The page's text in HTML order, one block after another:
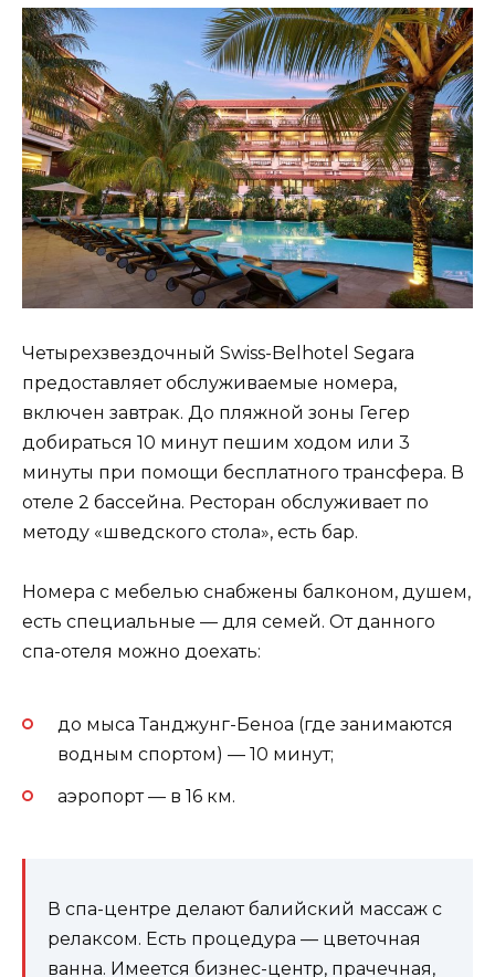
Четырехзвездочный Swiss-Belhotel Segara
предоставляет обслуживаемые номера,
включен завтрак. До пляжной зоны Гегер
добираться 10 минут пешим ходом или 3
минуты при помощи бесплатного трансфера. В
отеле 2 бассейна. Ресторан обслуживает по
методу «шведского стола», есть бар.
Номера с мебелью снабжены балконом, душем,
есть специальные — для семей. От данного
спа-отеля можно доехать:
до мыса Танджунг-Беноа (где занимаются
водным спортом) — 10 минут;
аэропорт — в 16 км.
В спа-центре делают балийский массаж с
релаксом. Есть процедура — цветочная
ванна. Имеется бизнес-центр, прачечная,